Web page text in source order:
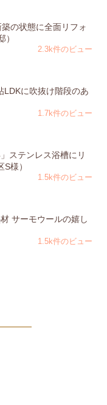
の状態に全面リフォ
）
2.3k件のビュー
LDKに吹抜け階段のあ
1.7k件のビュー
ステンレス浴槽にリ
様）
1.5k件のビュー
サーモウールの嬉し
1.5k件のビュー